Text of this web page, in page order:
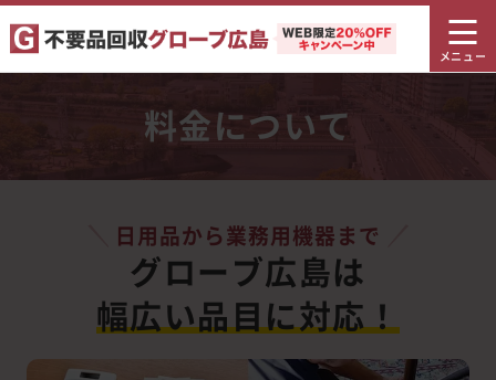
料金について
日用品から業務用機器まで
グローブ広島は
幅広い品目に対応！